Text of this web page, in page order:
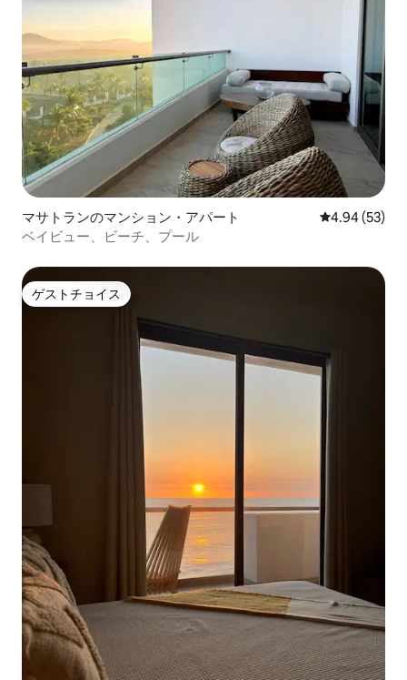
マサトランのマンション・アパート レビュー53
4.94 (53)
ベイビュー、ビーチ、プール
ゲストチョイス
ゲストチョイス